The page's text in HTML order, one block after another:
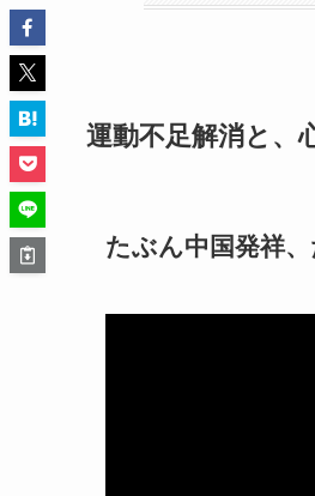
運動不足解消と、
たぶん中国発祥